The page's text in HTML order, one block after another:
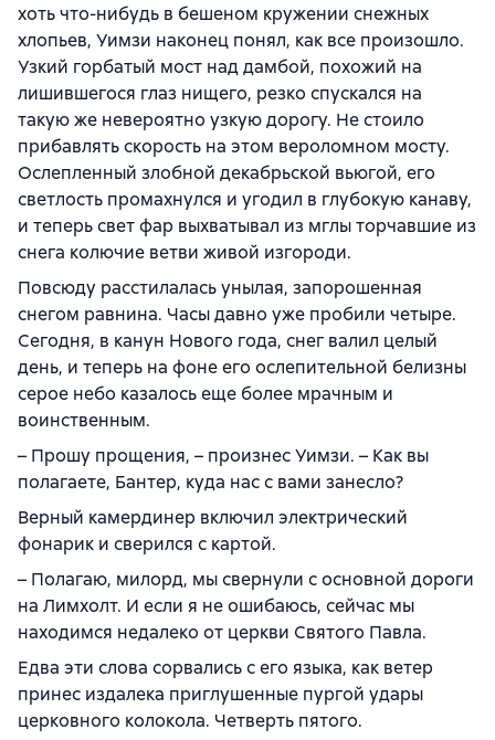
хоть что-нибудь в бешеном кружении снежных
хлопьев, Уимзи наконец понял, как все произошло.
Узкий горбатый мост над дамбой, похожий на
лишившегося глаз нищего, резко спускался на
такую же невероятно узкую дорогу. Не стоило
прибавлять скорость на этом вероломном мосту.
Ослепленный злобной декабрьской вьюгой, его
светлость промахнулся и угодил в глубокую канаву,
и теперь свет фар выхватывал из мглы торчавшие из
снега колючие ветви живой изгороди.
Повсюду расстилалась унылая, запорошенная
снегом равнина. Часы давно уже пробили четыре.
Сегодня, в канун Нового года, снег валил целый
день, и теперь на фоне его ослепительной белизны
серое небо казалось еще более мрачным и
воинственным.
– Прошу прощения, – произнес Уимзи. – Как вы
полагаете, Бантер, куда нас с вами занесло?
Верный камердинер включил электрический
фонарик и сверился с картой.
– Полагаю, милорд, мы свернули с основной дороги
на Лимхолт. И если я не ошибаюсь, сейчас мы
находимся недалеко от церкви Святого Павла.
Едва эти слова сорвались с его языка, как ветер
принес издалека приглушенные пургой удары
церковного колокола. Четверть пятого.